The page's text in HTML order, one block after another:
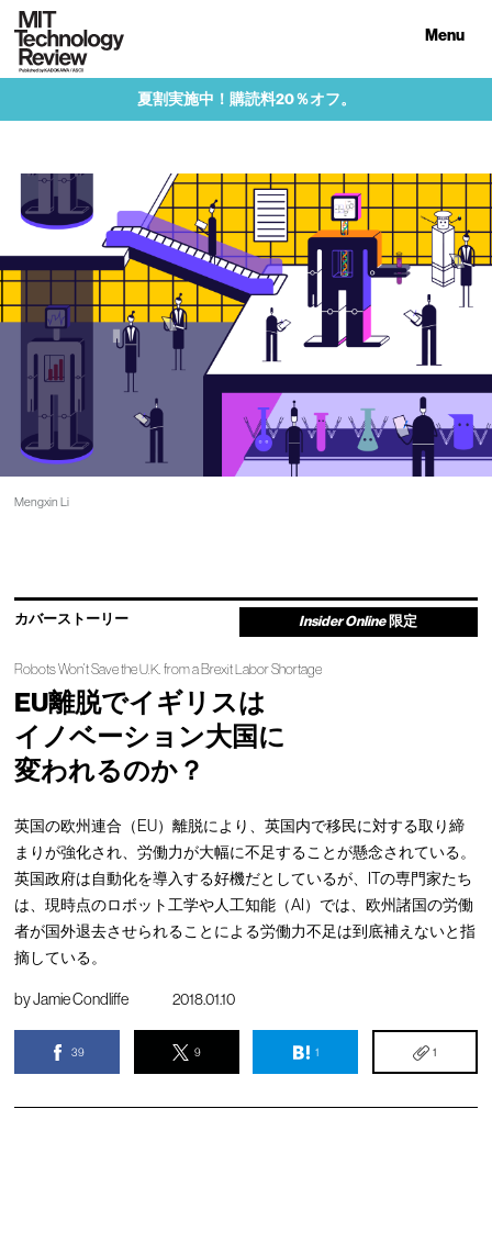
Menu
夏割実施中！購読料20％オフ。
Mengxin Li
カバーストーリー Insider Online 限定
Robots Won’t Save the U.K. from a Brexit Labor Shortage
EU離脱でイギリスは
イノベーション大国に
変われるのか？
英国の欧州連合（EU）離脱により、英国内で移民に対する取り締
まりが強化され、労働力が大幅に不足することが懸念されている。
英国政府は自動化を導入する好機だとしているが、ITの専門家たち
は、現時点のロボット工学や人工知能（AI）では、欧州諸国の労働
者が国外退去させられることによる労働力不足は到底補えないと指
摘している。
byJamie Condliffe 2018.01.10
39 9 1 1